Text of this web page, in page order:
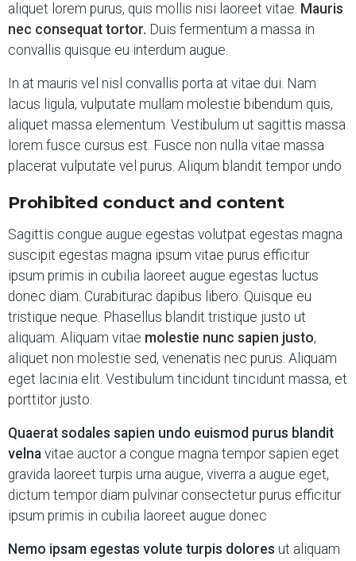
aliquet lorem purus, quis mollis nisi laoreet vitae. Mauris
nec consequat tortor. Duis fermentum a massa in
convallis quisque eu interdum augue.
In at mauris vel nisl convallis porta at vitae dui. Nam
lacus ligula, vulputate mullam molestie bibendum quis,
aliquet massa elementum. Vestibulum ut sagittis massa
lorem fusce cursus est. Fusce non nulla vitae massa
placerat vulputate vel purus. Aliqum blandit tempor undo
Prohibited conduct and content
Sagittis congue augue egestas volutpat egestas magna
suscipit egestas magna ipsum vitae purus efficitur
ipsum primis in cubilia laoreet augue egestas luctus
donec diam. Curabiturac dapibus libero. Quisque eu
tristique neque. Phasellus blandit tristique justo ut
aliquam. Aliquam vitae molestie nunc sapien justo,
aliquet non molestie sed, venenatis nec purus. Aliquam
eget lacinia elit. Vestibulum tincidunt tincidunt massa, et
porttitor justo.
Quaerat sodales sapien undo euismod purus blandit
velna vitae auctor a congue magna tempor sapien eget
gravida laoreet turpis urna augue, viverra a augue eget,
dictum tempor diam pulvinar consectetur purus efficitur
ipsum primis in cubilia laoreet augue donec
Nemo ipsam egestas volute turpis dolores ut aliquam